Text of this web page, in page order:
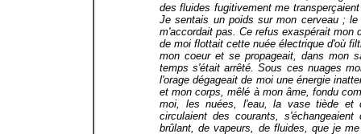
des fluides fugitivement me
Je sentais un poids sur mon cerveau ;
m'accordait pas. Ce refus exaspérait mon
de moi flottait cette nuée électrique d'où
mon coeur et se propageait, dans mon
temps s'était arrêté. Sous ces nuages
l'orage dégageait de moi une énergie
et mon corps, mêlé à mon âme, fondu
moi, les nuées, l'eau, la vase tiède et
circulaient des courants,
brûlant, de vapeurs, de fluides, que je